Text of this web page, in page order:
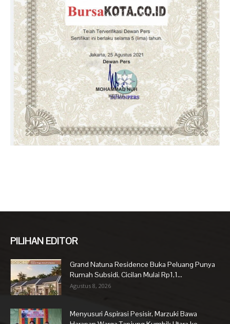
PILIHAN EDITOR
Grand Natuna Residence Buka Peluang Punya
Rumah Subsidi, Cicilan Mulai Rp1,1...
Agustus 8, 2026
Menyusuri Aspirasi Pesisir, Marzuki Bawa